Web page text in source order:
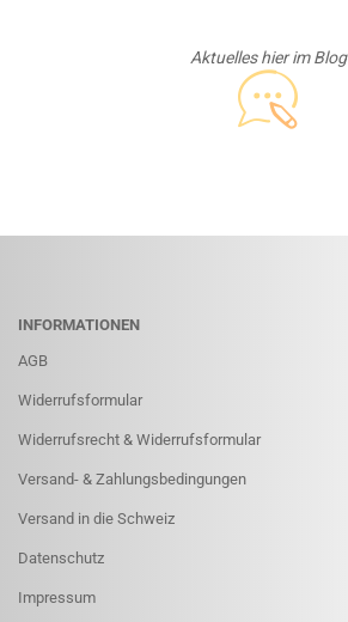
Aktuelles hier im Blog
INFORMATIONEN
AGB
Widerrufsformular
Widerrufsrecht & Widerrufsformular
Versand- & Zahlungsbedingungen
Versand in die Schweiz
Datenschutz
Impressum